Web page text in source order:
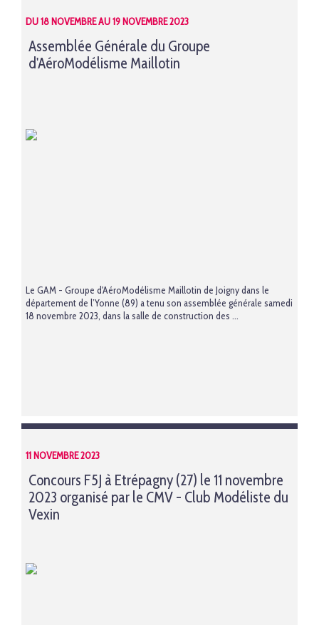
DU 18 NOVEMBRE AU 19 NOVEMBRE 2023
Assemblée Générale du Groupe
d'AéroModélisme Maillotin
Le GAM - Groupe d'AéroModélisme Maillotin de Joigny dans le
département de l’Yonne (89) a tenu son assemblée générale samedi
18 novembre 2023, dans la salle de construction des ...
11 NOVEMBRE 2023
Concours F5J à Etrépagny (27) le 11 novembre
2023 organisé par le CMV - Club Modéliste du
Vexin